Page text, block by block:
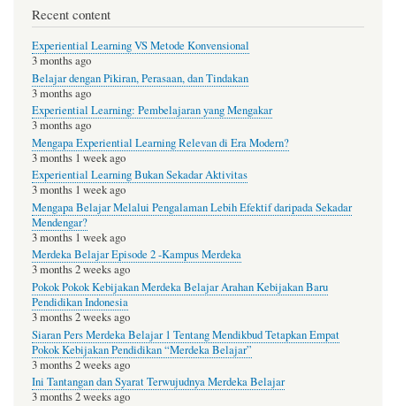
Recent content
Experiential Learning VS Metode Konvensional
3 months ago
Belajar dengan Pikiran, Perasaan, dan Tindakan
3 months ago
Experiential Learning: Pembelajaran yang Mengakar
3 months ago
Mengapa Experiential Learning Relevan di Era Modern?
3 months 1 week ago
Experiential Learning Bukan Sekadar Aktivitas
3 months 1 week ago
Mengapa Belajar Melalui Pengalaman Lebih Efektif daripada Sekadar
Mendengar?
3 months 1 week ago
Merdeka Belajar Episode 2 -Kampus Merdeka
3 months 2 weeks ago
Pokok Pokok Kebijakan Merdeka Belajar Arahan Kebijakan Baru
Pendidikan Indonesia
3 months 2 weeks ago
Siaran Pers Merdeka Belajar 1 Tentang Mendikbud Tetapkan Empat
Pokok Kebijakan Pendidikan “Merdeka Belajar”
3 months 2 weeks ago
Ini Tantangan dan Syarat Terwujudnya Merdeka Belajar
3 months 2 weeks ago